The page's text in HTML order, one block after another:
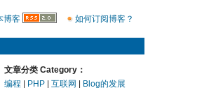
博客 如何订阅博客？
文章分类 Category：
编程
PHP 互联网
Blog的发展